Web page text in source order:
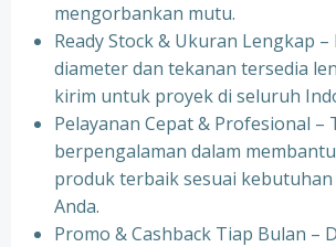
mengorbankan mutu.
Ready Stock & Ukuran Lengkap
diameter dan tekanan tersedia
kirim untuk proyek di seluruh
Pelayanan Cepat & Profesional –
berpengalaman dalam
produk terbaik sesuai
Anda.
Promo & Cashback Tiap Bulan –